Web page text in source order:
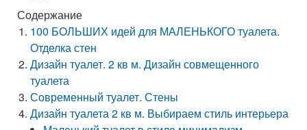
Содержание
100 БОЛЬШИХ идей для МАЛЕНЬКОГО туалета.
Отделка стен
Дизайн туалет. 2 кв м. Дизайн совмещенного
туалета
Современный туалет. Стены
Дизайн туалета 2 кв м. Выбираем стиль интерьера